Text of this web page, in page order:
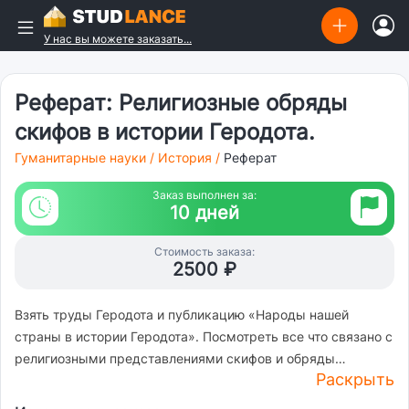
У нас вы можете заказать...
Реферат: Религиозные обряды
скифов в истории Геродота.
Гуманитарные науки / История / Реферат
Заказ выполнен за:
10 дней
Стоимость заказа:
2500 ₽
Взять труды Геродота и публикацию «Народы нашей
страны в истории Геродота». Посмотреть все что связано с
религиозными представлениями скифов и обряды
погребения. Рассказать в реферате. Формат реферата
Раскрыть